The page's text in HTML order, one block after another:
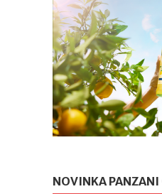
NOVINKA PANZANI